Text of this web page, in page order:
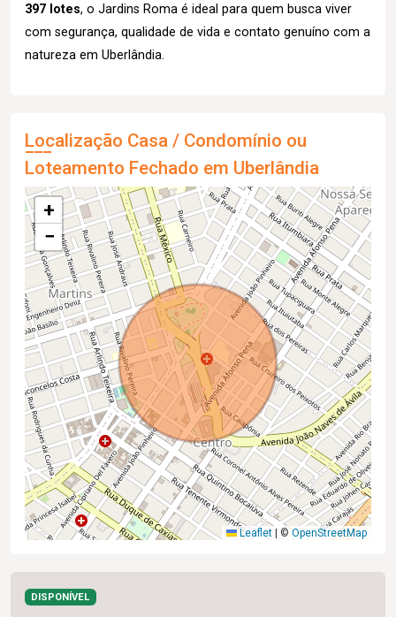
397 lotes, o Jardins Roma é ideal para quem busca viver
com segurança, qualidade de vida e contato genuíno com a
natureza em Uberlândia.
Localização Casa / Condomínio ou
Loteamento Fechado em Uberlândia
+
−
Leaflet © OpenStreetMap
DISPONÍVEL